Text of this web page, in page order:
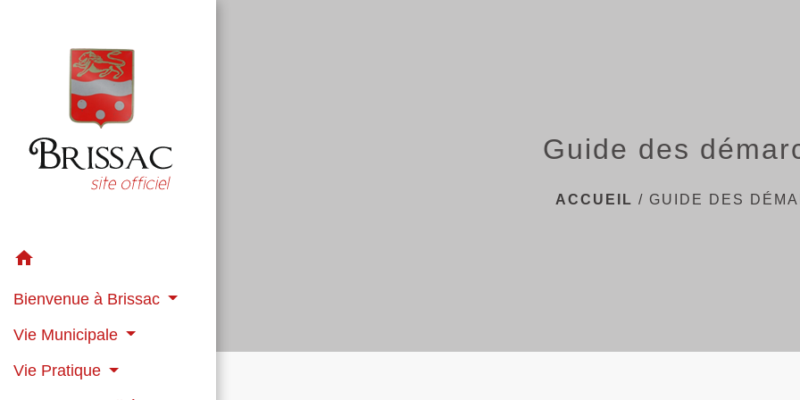
home
Bienvenue à Brissac
Vie Municipale
Vie Pratique
Guide des
ACCUEIL / GUIDE DES